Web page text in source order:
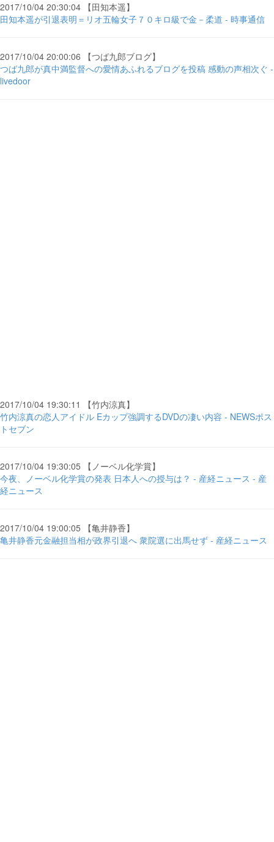
2017/10/04 20:30:04 【田知本遥】
田知本遥が引退表明＝リオ五輪女子７０キロ級で金－柔道 - 時事通信
2017/10/04 20:00:06 【つば九郎ブログ】
つば九郎が真中満監督への愛情あふれるブログを投稿 感動の声相次ぐ -
livedoor
2017/10/04 19:30:11 【竹内涼真】
竹内涼真の恋人アイドル Eカップ強調するDVDの凄い内容 - NEWSポス
トセブン
2017/10/04 19:30:05 【ノーベル化学賞】
今夜、ノーベル化学賞の発表 日本人への授与は？ - 産経ニュース - 産
経ニュース
2017/10/04 19:00:05 【亀井静香】
亀井静香元金融担当相が政界引退へ 衆院選に出馬せず - 産経ニュース